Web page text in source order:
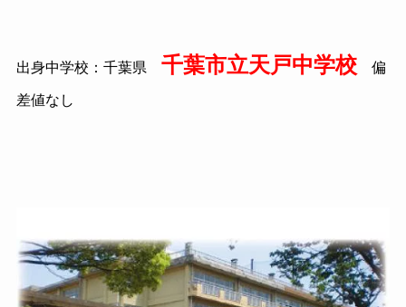
出身中学校：千葉県 千葉市立天戸中学校偏
差値なし